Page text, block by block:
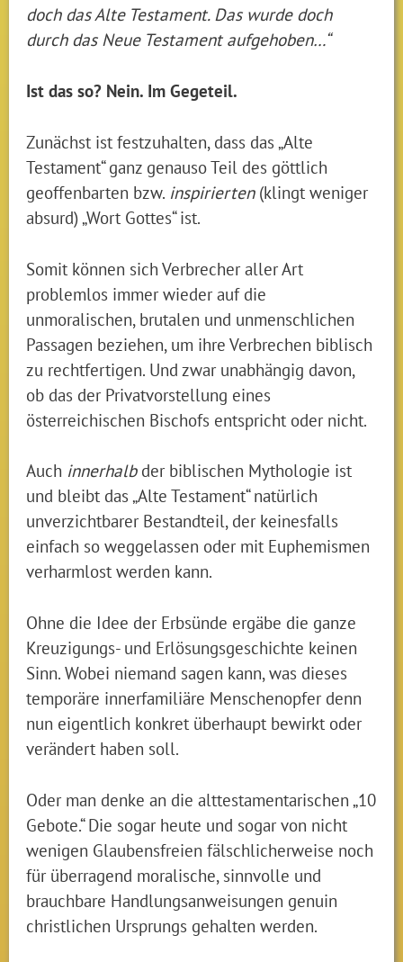
doch das Alte Testament. Das wurde doch
durch das Neue Testament aufgehoben…“
Ist das so? Nein. Im Gegeteil.
Zunächst ist festzuhalten, dass das „Alte
Testament“ ganz genauso Teil des göttlich
geoffenbarten bzw. inspirierten(klingt weniger
absurd) „Wort Gottes“ ist.
Somit können sich Verbrecher aller Art
problemlos immer wieder auf die
unmoralischen, brutalen und unmenschlichen
Passagen beziehen, um ihre Verbrechen biblisch
zu rechtfertigen. Und zwar unabhängig davon,
ob das der Privatvorstellung eines
österreichischen Bischofs entspricht oder nicht.
Auch innerhalbder biblischen Mythologie ist
und bleibt das „Alte Testament“ natürlich
unverzichtbarer Bestandteil, der keinesfalls
einfach so weggelassen oder mit Euphemismen
verharmlost werden kann.
Ohne die Idee der Erbsünde ergäbe die ganze
Kreuzigungs- und Erlösungsgeschichte keinen
Sinn. Wobei niemand sagen kann, was dieses
temporäre innerfamiliäre Menschenopfer denn
nun eigentlich konkret überhaupt bewirkt oder
verändert haben soll.
Oder man denke an die alttestamentarischen „10
Gebote.“ Die sogar heute und sogar von nicht
wenigen Glaubensfreien fälschlicherweise noch
für überragend moralische, sinnvolle und
brauchbare Handlungsanweisungen genuin
christlichen Ursprungs gehalten werden.